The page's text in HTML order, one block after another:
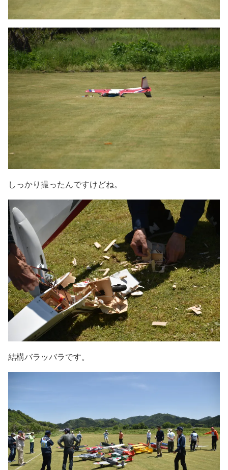
しっかり撮ったんですけどね。
結構バラッバラです。